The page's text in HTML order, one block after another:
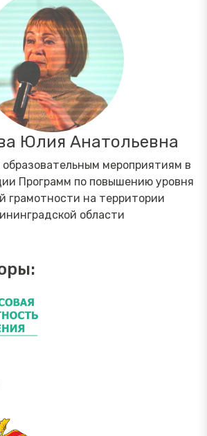
Юлия Анатольевна
мероприятиям в
Программ по повышению уровня
грамотности на территории
области